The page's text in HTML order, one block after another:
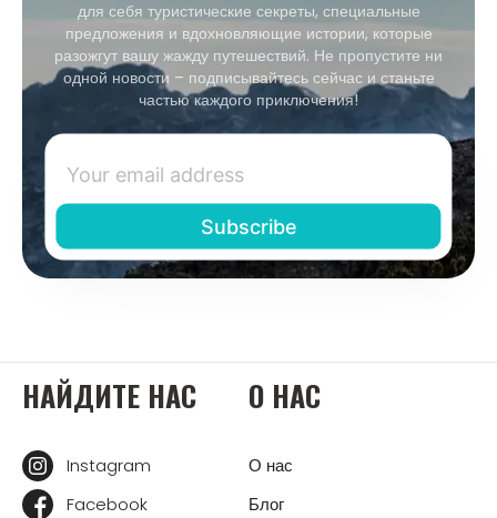
для себя туристические секреты, специальные
предложения и вдохновляющие истории, которые
разожгут вашу жажду путешествий. Не пропустите ни
одной новости – подписывайтесь сейчас и станьте
частью каждого приключения!
НАЙДИТЕ НАС
Instagram
Facebook
О НАС
О нас
Блог